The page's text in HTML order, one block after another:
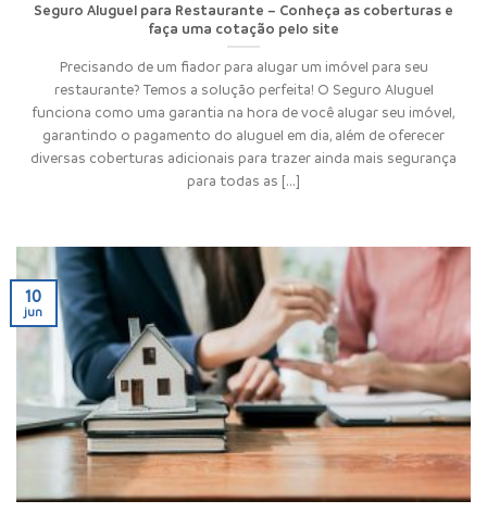
Seguro Aluguel para Restaurante – Conheça as coberturas e
faça uma cotação pelo site
Precisando de um fiador para alugar um imóvel para seu
restaurante? Temos a solução perfeita! O Seguro Aluguel
funciona como uma garantia na hora de você alugar seu imóvel,
garantindo o pagamento do aluguel em dia, além de oferecer
diversas coberturas adicionais para trazer ainda mais segurança
para todas as [...]
10
jun